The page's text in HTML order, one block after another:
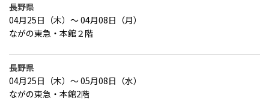
長野県
04月25日（木）～ 04月08日（月）
ながの東急・本館２階
長野県
04月25日（木）～ 05月08日（水）
ながの東急・本館2階